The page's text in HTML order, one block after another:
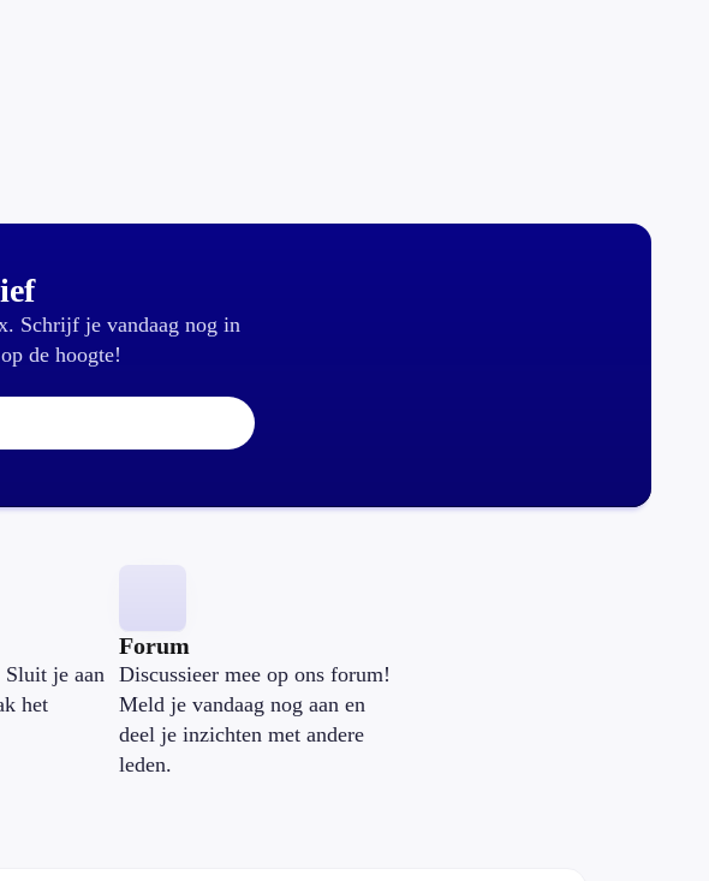
Schrijf je vandaag nog in
de hoogte!
je aan
het
Forum
Discussieer mee op ons forum!
Meld je vandaag nog aan en
deel je inzichten met andere
leden.